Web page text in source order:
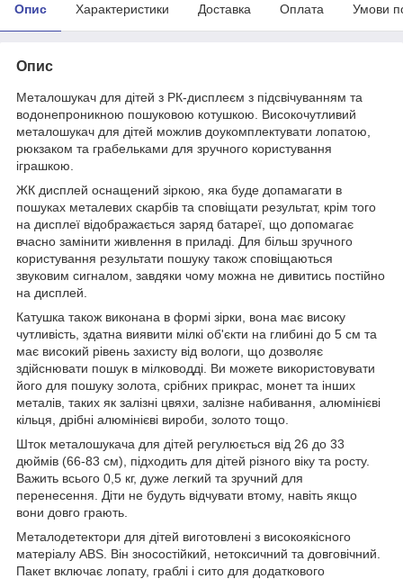
Опис Характеристики Доставка Оплата Умови
Опис
Металошукач для дітей з РК-дисплеєм з підсвічуванням та
водонепроникною пошуковою котушкою. Високочутливий
металошукач для дітей можлив доукомплектувати лопатою,
рюкзаком та грабельками для зручного користування
іграшкою.
ЖК дисплей оснащений зіркою, яка буде допамагати в
пошуках металевих скарбів та сповіщати результат, крім того
на дисплеї відображається заряд батареї, що допомагає
вчасно замінити живлення в приладі. Для більш зручного
користування результати пошуку також сповіщаються
звуковим сигналом, завдяки чому можна не дивитись постійно
на дисплей.
Катушка також виконана в формі зірки, вона має високу
чутливість, здатна виявити мілкі об'єкти на глибині до 5 см та
має високий рівень захисту від вологи, що дозволяє
здійснювати пошук в мілководді. Ви можете використовувати
його для пошуку золота, срібних прикрас, монет та інших
металів, таких як залізні цвяхи, залізне набивання, алюмінієві
кільця, дрібні алюмінієві вироби, золото тощо.
Шток металошукача для дітей регулюється від 26 до 33
дюймів (66-83 см), підходить для дітей різного віку та росту.
Важить всього 0,5 кг, дуже легкий та зручний для
перенесення. Діти не будуть відчувати втому, навіть якщо
вони довго грають.
Металодетектори для дітей виготовлені з високоякісного
матеріалу ABS. Він зносостійкий, нетоксичний та довговічний.
Пакет включає лопату, граблі і сито для додаткового